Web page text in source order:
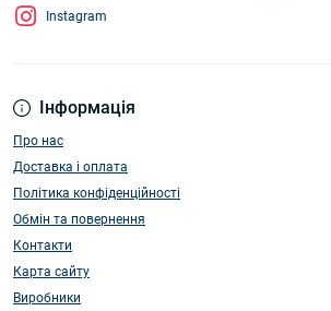
Інформація
Про нас
Доставка і оплата
Політика конфіденційності
Обмін та повернення
Контакти
Карта сайту
Виробники
Instagram